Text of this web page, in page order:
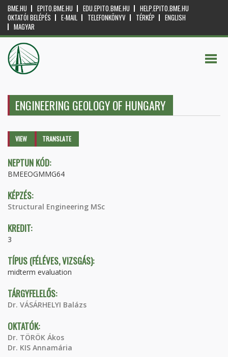
BME.HU EPITO.BME.HU EDU.EPITO.BME.HU
HELP.EPITO.BME.HU
OKTATÓI BELÉPÉS
E-MAIL TELEFONKÖNYV TÉRKÉP
ENGLISH
MAGYAR
ENGINEERING GEOLOGY OF HUNGARY
Primary tabs
VIEW (ACTIVETRANSLATE
NEPTUN KÓD:
BMEEOGMMG64
KÉPZÉS:
Structural Engineering MSc
KREDIT:
3
TÍPUS (FÉLÉVES, VIZSGÁS):
midterm evaluation
TÁRGYFELELŐS:
Dr. VÁSÁRHELYI Balázs
OKTATÓK:
Dr. TÖRÖK Ákos
Dr. KIS Annamária